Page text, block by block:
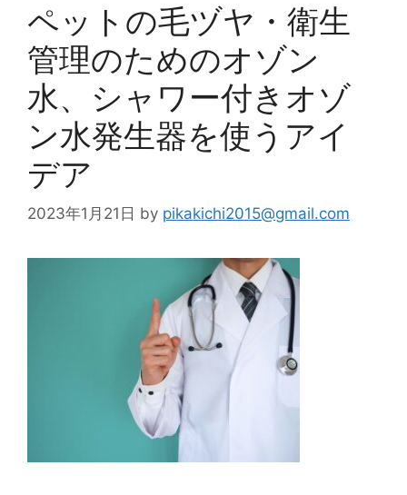
ペットの毛ヅヤ・衛生
管理のためのオゾン
水、シャワー付きオゾ
ン水発生器を使うアイ
デア
2023年1月21日 by pikakichi2015@gmail.com